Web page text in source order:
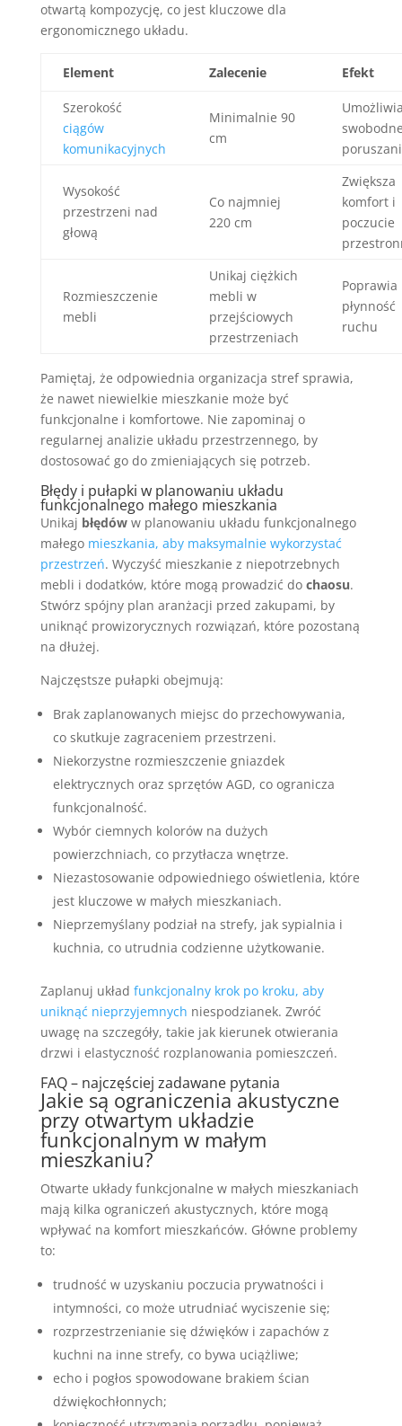
otwartą kompozycję, co jest kluczowe dla
ergonomicznego układu.
Element Zalecenie Efekt
Szerokość
ciągów
komunikacyjnych
Minimalnie 90
cm
Wysokość
przestrzeni nad
głową
Co najmniej
220 cm
Zwiększa
komfort i
poczucie
Rozmieszczenie
mebli
Unikaj ciężkich
mebli w
przejściowych
przestrzeniach
Poprawia
płynność
ruchu
Pamiętaj, że odpowiednia organizacja stref sprawia,
że nawet niewielkie mieszkanie może być
funkcjonalne i komfortowe. Nie zapominaj o
regularnej analizie układu przestrzennego, by
dostosować go do zmieniających się potrzeb.
Błędy i pułapki w planowaniu układu
funkcjonalnego małego mieszkania
Unikaj błędóww planowaniu układu funkcjonalnego
małego mieszkania, aby maksymalnie wykorzystać
przestrzeń. Wyczyść mieszkanie z niepotrzebnych
mebli i dodatków, które mogą prowadzić do chaosu.
Stwórz spójny plan aranżacji przed zakupami, by
uniknąć prowizorycznych rozwiązań, które pozostaną
na dłużej.
Najczęstsze pułapki obejmują:
Brak zaplanowanych miejsc do przechowywania,
co skutkuje zagraceniem przestrzeni.
Niekorzystne rozmieszczenie gniazdek
elektrycznych oraz sprzętów AGD, co ogranicza
funkcjonalność.
Wybór ciemnych kolorów na dużych
powierzchniach, co przytłacza wnętrze.
Niezastosowanie odpowiedniego oświetlenia, które
jest kluczowe w małych mieszkaniach.
Nieprzemyślany podział na strefy, jak sypialnia i
kuchnia, co utrudnia codzienne użytkowanie.
Zaplanuj układ funkcjonalny krok po kroku, aby
uniknąć nieprzyjemnych niespodzianek. Zwróć
uwagę na szczegóły, takie jak kierunek otwierania
drzwi i elastyczność rozplanowania pomieszczeń.
FAQ – najczęściej zadawane pytania
Jakie są ograniczenia akustyczne
przy otwartym układzie
funkcjonalnym w małym
mieszkaniu?
Otwarte układy funkcjonalne w małych mieszkaniach
mają kilka ograniczeń akustycznych, które mogą
wpływać na komfort mieszkańców. Główne problemy
to:
trudność w uzyskaniu poczucia prywatności i
intymności, co może utrudniać wyciszenie się;
rozprzestrzenianie się dźwięków i zapachów z
kuchni na inne strefy, co bywa uciążliwe;
echo i pogłos spowodowane brakiem ścian
dźwiękochłonnych;